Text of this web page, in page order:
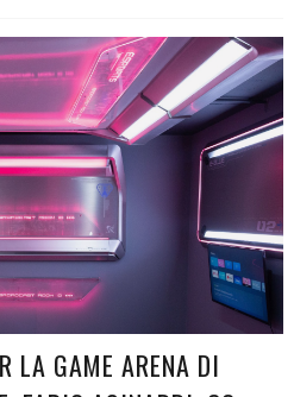
LA GAME ARENA DI